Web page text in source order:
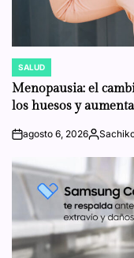
POSTED
IN
SALUD
Menopausia: el
los huesos y
onagosto 6, 2026Posted